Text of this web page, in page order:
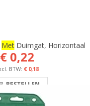
MetDuimgat, Horizontaal
€ 0,22
€ 0,18
BESTELLEN